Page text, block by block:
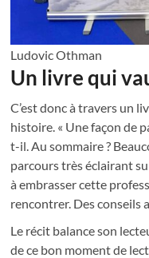
Ludovic Othman
Un livre qui
C’est donc à travers un
histoire. « Une façon de
t-il. Au sommaire ?
parcours très éclairant
à embrasser cette
rencontrer. Des conseils
Le récit balance son
de ce bon moment de